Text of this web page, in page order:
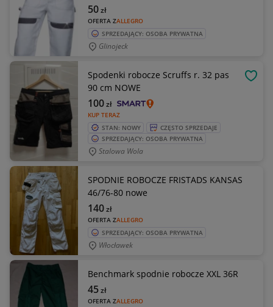
OFERTA ZALLEGRO
50zł
SPRZEDAJĄCY: OSOBA PRYWATNA
Glinojeck
Spodenki robocze Scruffs r. 32 pas
90 cm NOWE
KUP TERAZ
100zł
STAN: NOWY
CZĘSTO SPRZEDAJE
SPRZEDAJĄCY: OSOBA PRYWATNA
Stalowa Wola
SPODNIE ROBOCZE FRISTADS KANSAS
46/76-80 nowe
OFERTA ZALLEGRO
140zł
SPRZEDAJĄCY: OSOBA PRYWATNA
Włocławek
Benchmark spodnie robocze XXL 36R
OFERTA ZALLEGRO
45zł